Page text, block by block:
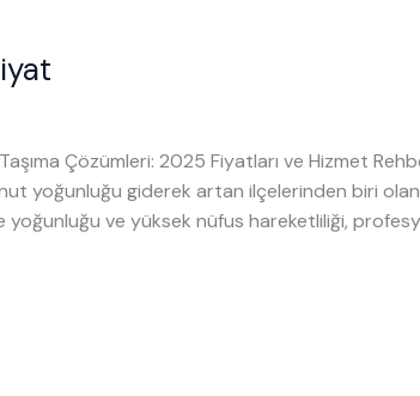
Çözümleri: 2025 Fiyatları ve Hizmet
yoğunluğu giderek artan ilçelerinden biri
ve yüksek nüfus hareketliliği,